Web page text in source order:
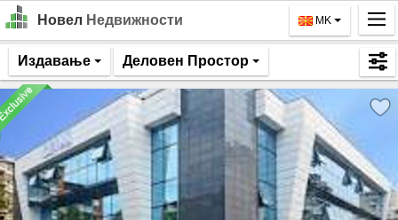
Новел Недвижности MK
Почетна
Барај
Издавање
Продажба
За Нас
Издавање Деловен Простор